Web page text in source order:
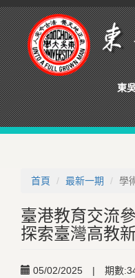
東
首頁
最新一期 學
臺港教育交流
探索臺灣高教
05/02/2025 | 期數